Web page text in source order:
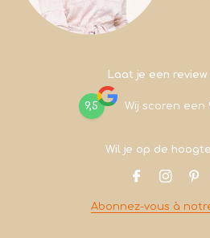
Laat je een
9,5 Wij scoren een
Wil je op de
Abonnez-vous à